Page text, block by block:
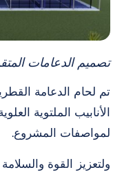
تصميم الدعامات
لمواصفات المشروع.
ولتعزيز القوة